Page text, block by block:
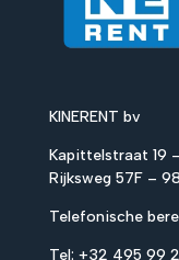
KINERENT bv
Kapittelstraat 19
Rijksweg 57F –
Telefonische
Tel: +32 495 99